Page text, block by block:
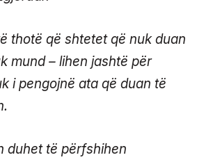
thotë që shtetet që nuk duan
mund – lihen jashtë për
i pengojnë ata që duan të
duhet të përfshihen